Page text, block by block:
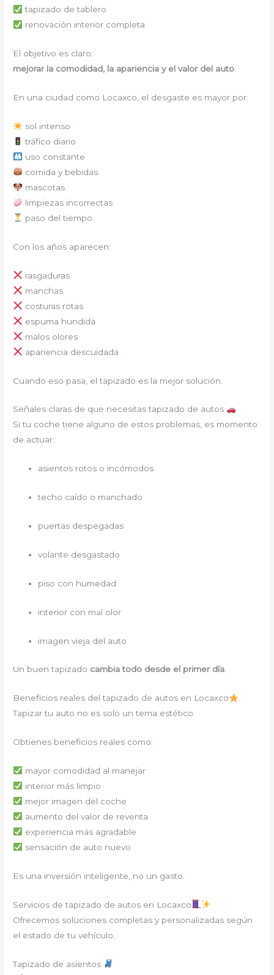
tapizado de tablero
renovación interior completa
El objetivo es claro:
mejorar la comodidad, la apariencia y el valor del auto
En una ciudad como Locaxco, el desgaste es mayor por:
sol intenso
tráfico diario
uso constante
comida y bebidas
mascotas
limpiezas incorrectas
paso del tiempo
Con los años aparecen:
rasgaduras
manchas
costuras rotas
espuma hundida
malos olores
apariencia descuidada
Cuando eso pasa, el tapizado es la mejor solución.
Señales claras de que necesitas tapizado de autos
Si tu coche tiene alguno de estos problemas, es momento
de actuar:
asientos rotos o incómodos
techo caído o manchado
puertas despegadas
volante desgastado
piso con humedad
interior con mal olor
imagen vieja del auto
Un buen tapizado cambia todo desde el primer día.
Beneficios reales del tapizado de autos en Locaxco
Tapizar tu auto no es solo un tema estético.
Obtienes beneficios reales como:
mayor comodidad al manejar
interior más limpio
mejor imagen del coche
aumento del valor de reventa
experiencia más agradable
sensación de auto nuevo
Es una inversión inteligente, no un gasto.
Servicios de tapizado de autos en Locaxco
Ofrecemos soluciones completas y personalizadas según
el estado de tu vehículo.
Tapizado de asientos